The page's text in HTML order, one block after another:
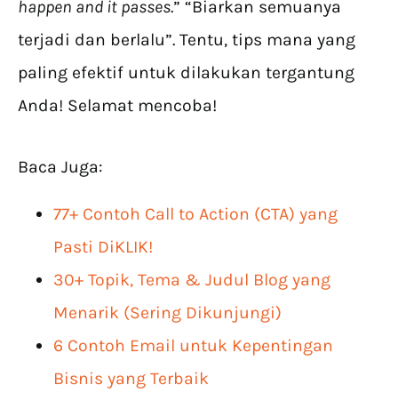
happen and it passes.” “Biarkan semuanya
terjadi dan berlalu”. Tentu, tips mana yang
paling efektif untuk dilakukan tergantung
Anda! Selamat mencoba!
Baca Juga:
77+ Contoh Call to Action (CTA) yang
Pasti DiKLIK!
30+ Topik, Tema & Judul Blog yang
Menarik (Sering Dikunjungi)
6 Contoh Email untuk Kepentingan
Bisnis yang Terbaik